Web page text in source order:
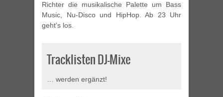
Richter die musikalische Palette um Bass
Music, Nu-Disco und HipHop. Ab 23 Uhr
geht’s los.
Tracklisten DJ-Mixe
… werden ergänzt!